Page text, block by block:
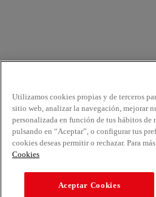
Utilizamos cookies propias y de terceros
sitio web, analizar la navegación, mejorar
personalizada en función de tus hábitos de
pulsando en “Aceptar”, o configurar tus
cookies deseas permitir o rechazar. Para
Cookies
Aceptar Cookies